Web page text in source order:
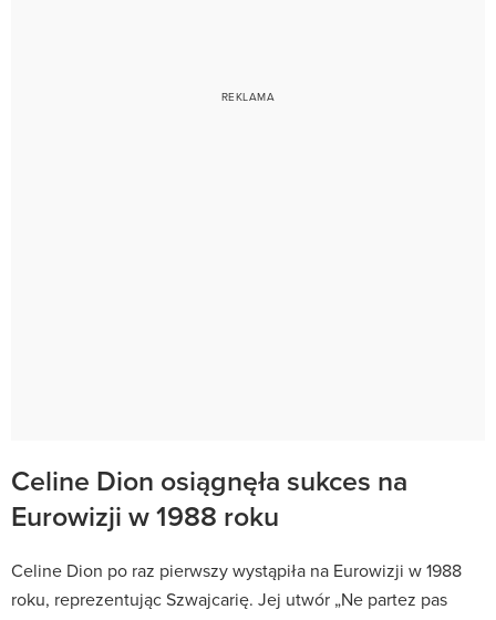
Celine Dion osiągnęła sukces na
Eurowizji w 1988 roku
Celine Dion po raz pierwszy wystąpiła na Eurowizji w 1988
roku, reprezentując Szwajcarię. Jej utwór „Ne partez pas